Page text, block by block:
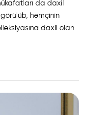
da daxil
həmçinin
daxil olan